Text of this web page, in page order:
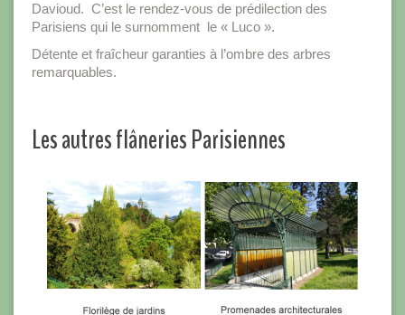
Davioud. C’est le rendez-vous de prédilection des
Parisiens qui le surnomment le « Luco ».
Détente et fraîcheur garanties à l’ombre des arbres
remarquables.
Les autres flâneries Parisiennes